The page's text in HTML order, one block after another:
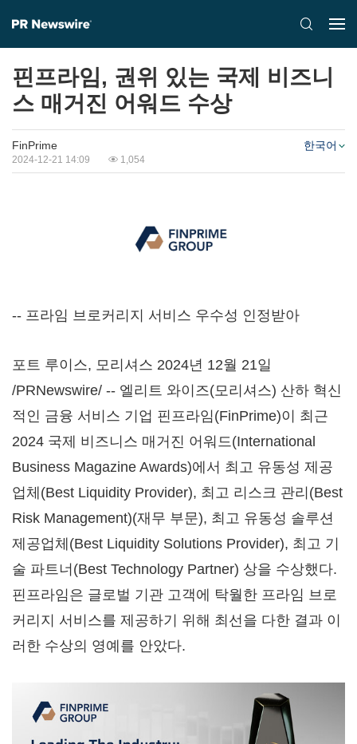
핀프라임, 권위 있는 국제 비즈니
스 매거진 어워드 수상
FinPrime
2024-12-21 14:09 1,054
한국어
-- 프라임 브로커리지 서비스 우수성 인정받아
포트 루이스, 모리셔스 2024년 12월 21일
/PRNewswire/ -- 엘리트 와이즈(모리셔스) 산하 혁신
적인 금융 서비스 기업 핀프라임(FinPrime)이 최근
2024 국제 비즈니스 매거진 어워드(International
Business Magazine Awards)에서 최고 유동성 제공
업체(Best Liquidity Provider), 최고 리스크 관리(Best
Risk Management)(재무 부문), 최고 유동성 솔루션
제공업체(Best Liquidity Solutions Provider), 최고 기
술 파트너(Best Technology Partner) 상을 수상했다.
핀프라임은 글로벌 기관 고객에 탁월한 프라임 브로
커리지 서비스를 제공하기 위해 최선을 다한 결과 이
러한 수상의 영예를 안았다.